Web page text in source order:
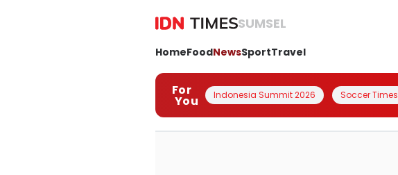
SUMSEL
HomeFoodNewsSportTravel
For
You Indonesia Summit 2026 Soccer Times